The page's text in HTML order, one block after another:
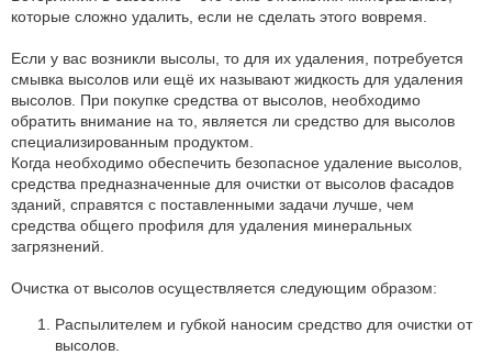
которые сложно удалить, если не сделать этого вовремя.
Если у вас возникли высолы, то для их удаления, потребуется
смывка высолов или ещё их называют жидкость для удаления
высолов. При покупке средства от высолов, необходимо
обратить внимание на то, является ли средство для высолов
специализированным продуктом.
Когда необходимо обеспечить безопасное удаление высолов,
средства предназначенные для очистки от высолов фасадов
зданий, справятся с поставленными задачи лучше, чем
средства общего профиля для удаления минеральных
загрязнений.
Очистка от высолов осуществляется следующим образом:
Распылителем и губкой наносим средство для очистки от
высолов.